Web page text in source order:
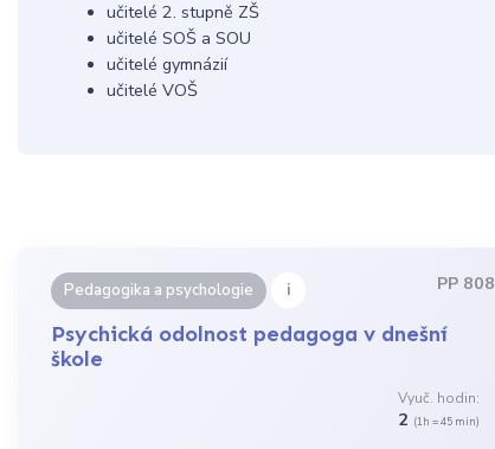
učitelé 2. stupně ZŠ
učitelé SOŠ a SOU
učitelé gymnázií
učitelé VOŠ
Pedagogika a psychologie i PP 808
Psychická odolnost pedagoga v dnešní
škole
Vyuč. hodin:
2 (1h = 45 min)